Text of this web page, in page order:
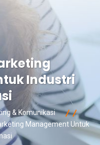
Industri
& Komunikasi
Management Untuk